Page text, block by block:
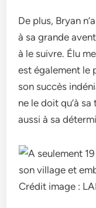
De plus, Bryan
à sa grande
à le suivre. Élu
est également le
son succès
ne le doit qu’à
aussi à sa
Crédit image :